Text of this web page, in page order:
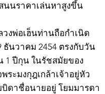
นนราคาเล่นหาสูงขึ้น
งพ่อเฮ็นท่านถือกำเนิด
ธันวาคม 2454 ตรงกับวัน
1 ปีกุน ในรัชสมัยของ
ระมงกุฎเกล้าเจ้าอยู่หัว
บิดาชื่อนายอยู่ โยมมารดา